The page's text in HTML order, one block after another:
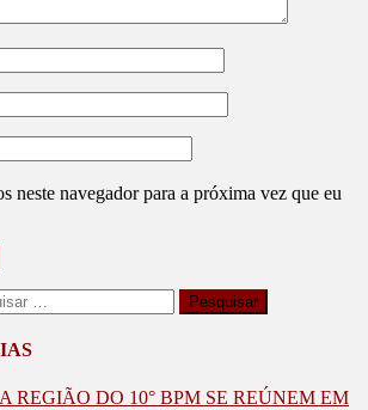
neste navegador para a próxima vez que eu
REGIÃO DO 10° BPM SE REÚNEM EM